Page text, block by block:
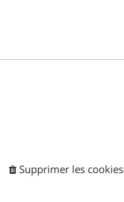
g
s
Supprimer les cookies